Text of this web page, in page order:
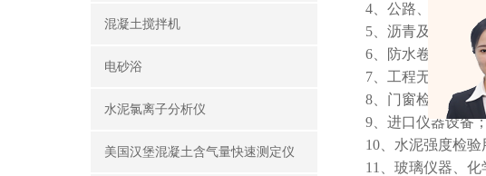
混凝土搅拌机
电砂浴
水泥氯离子分析仪
美国汉堡混凝土含气量快速测定仪
4、公路、铁路、
5、沥青及沥青混
6、防水卷材检测
7、工程无损检测
8、门窗检测、空
9、进口仪器设备
10、水泥强度检验
11、玻璃仪器、